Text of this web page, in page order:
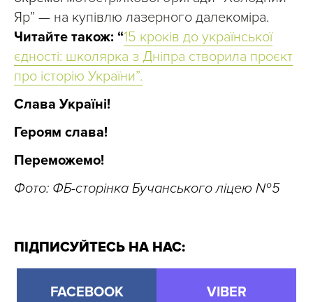
Яр” — на купівлю лазерного далекоміра.
Читайте також: “15 кроків до української
єдності: школярка з Дніпра створила проєкт
про історію України”.
Слава Україні!
Героям слава!
Переможемо!
Фото: ФБ-сторінка Бучанського ліцею № 5
ПІДПИСУЙТЕСЬ НА НАС:
FACEBOOK VIBER